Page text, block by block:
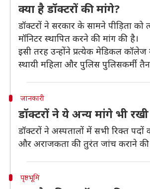
क्या है डॉक्टरों की मांगे?
डॉक्टरों ने सरकार के सामने पीड़िता
मॉनिटर स्थापित करने की मांग की है।
इसी तरह उन्होंने प्रत्येक मेडिकल
स्थायी महिला और पुलिस पुलिसकर्मी
जानकारी
डॉक्टरों ने ये अन्य मांगे भी रखी
डॉक्टरों ने अस्पतालों में सभी रिक्त
और अराजकता की तुरंत जांच कराने की
पृष्ठभूमि